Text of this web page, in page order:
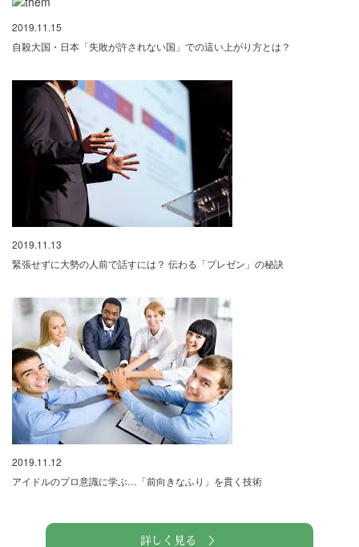
2019.11.15
自殺大国・日本「失敗が許されない国」での這い上がり方とは？
2019.11.13
緊張せずに大勢の人前で話すには？ 伝わる「プレゼン」の秘訣
2019.11.12
アイドルのプロ意識に学ぶ…「前向きなふり」を貫く技術
詳しく見る ＞